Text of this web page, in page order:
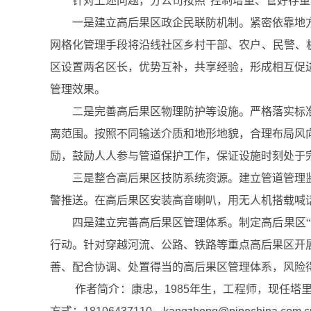
一是建立高后果区政企民联防机制。紧密依靠
网格化管理手段将沿线社区乡村干部、农户、民警
区设置两名区长，优势互补，共享经验，形成相互
管理效果。
二是完善高后果区物理防护等设施。严格落实
离范围。按照不同输送介质和地形地貌，合理布局
励，鼓励人人参与管道保护工作，保证设施时刻处于
三是整合高后果区技防系统资源。建立管道管
警推送。在高后果区安装高音喇叭，用无人机搭载
四是建立完善高后果区管理体系。制定高后果
行动。针对穿越河流、公路、铁路等重点高后果区
善、配合协调、处置得当的高后果区管理体系，风险
作者简介：康忠，1985年生，工程师，现任塔